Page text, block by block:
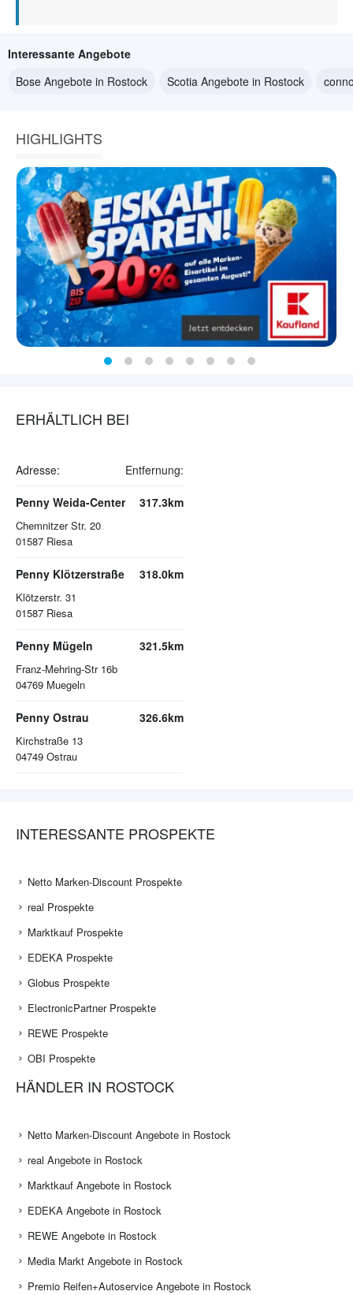
Interessante Angebote
Bose Angebote in Rostock
Scotia Angebote in Rostock
HIGHLIGHTS
ERHÄLTLICH BEI
Adresse: Entfernung:
Penny Weida-Center
Chemnitzer Str. 20
01587 Riesa
317.3km
Penny Klötzerstraße
Klötzerstr. 31
01587 Riesa
318.0km
Penny Mügeln
Franz-Mehring-Str 16b
04769 Muegeln
321.5km
Penny Ostrau
Kirchstraße 13
04749 Ostrau
326.6km
INTERESSANTE PROSPEKTE
Netto Marken-Discount Prospekte
real Prospekte
Marktkauf Prospekte
EDEKA Prospekte
Globus Prospekte
ElectronicPartner Prospekte
REWE Prospekte
OBI Prospekte
HÄNDLER IN ROSTOCK
Netto Marken-Discount Angebote in Rostock
real Angebote in Rostock
Marktkauf Angebote in Rostock
EDEKA Angebote in Rostock
REWE Angebote in Rostock
Media Markt Angebote in Rostock
Premio Reifen+Autoservice Angebote in Rostock